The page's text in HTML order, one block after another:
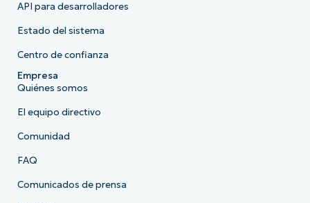
API para desarrolladores
Estado del sistema
Centro de confianza
Empresa
Quiénes somos
El equipo directivo
Comunidad
FAQ
Comunicados de prensa